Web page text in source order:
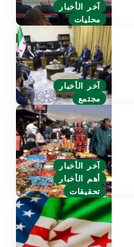
آخر الأخبار
محليات
آخر الأخبار
مجتمع
آخر الأخبار
أهم الأخبار
تحقيقات